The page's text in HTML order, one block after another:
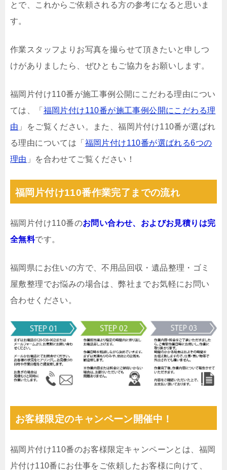
とで、これからご依頼される方の参考になると思いま
す。
作業スタッフよりお写真を撮らせて頂きたいと申しつ
けがありましたら、ぜひともご協力をお願いします。
福岡片付け110番が施工事例公開にこだわる理由につい
ては、「 福岡片付け110番が施工事例公開にこだわる理
由 」をご覧ください。また、福岡片付け110番が選ばれ
る理由については「 福岡片付け110番が選ばれる6つの
理由 」を合わせてご覧ください！
福岡片付け110番作業完了までの流れ
福岡片付け110番のお問い合わせ、およびお見積りは完
全無料です。
福岡県にお住いの方で、不用品回収・遺品整理・ゴミ
屋敷整理でお悩みの場合は、弊社までお気軽にお問い
合わせください。
お客様限定のキャンペーン開催中！
福岡片付け110番のお客様限定キャンペーンとは、福岡
片付け110番にお仕事をご依頼したお客様に向けて、